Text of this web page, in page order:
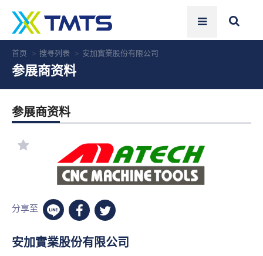
首页 搜寻列表 安加實業股份有限公司
参展商资料
参展商资料
分享至
安加實業股份有限公司